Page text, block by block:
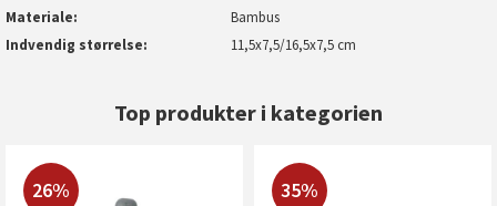
Materiale
Bambus
Indvendig størrelse
11,5x7,5/16,5x7,5 cm
Top produkter i kategorien
26% 35%